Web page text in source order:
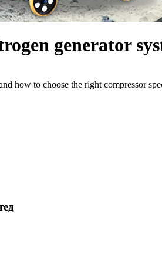
generator
how to choose the right compressor